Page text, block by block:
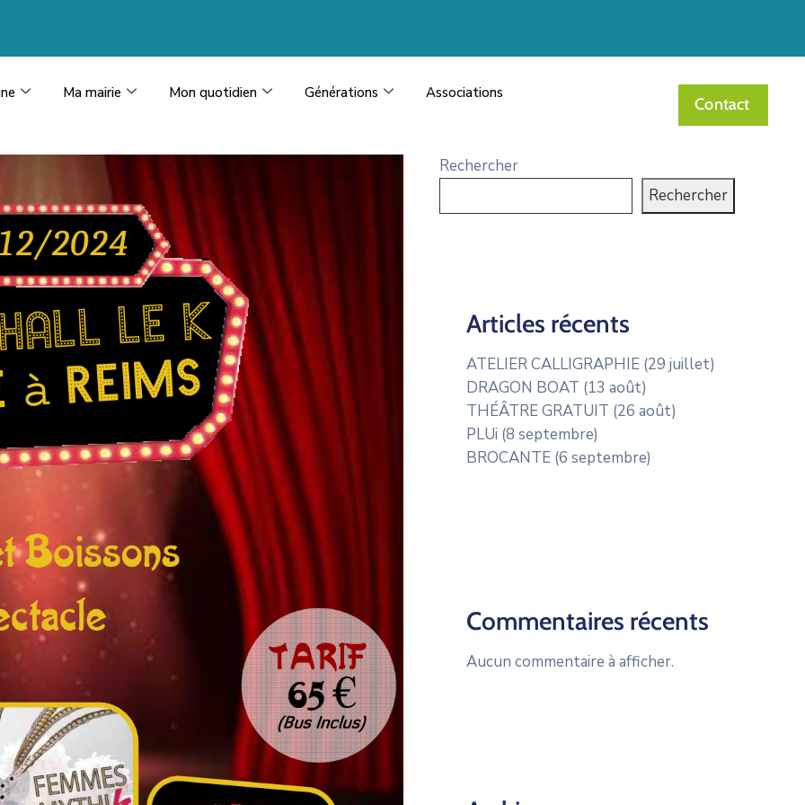
Ma mairie Mon quotidien Générations Associations
Contact
Rechercher
Rechercher
Articles récents
ATELIER CALLIGRAPHIE (29 juillet)
DRAGON BOAT (13 août)
THÉÂTRE GRATUIT (26 août)
PLUi (8 septembre)
BROCANTE (6 septembre)
Commentaires récents
Aucun commentaire à afficher.